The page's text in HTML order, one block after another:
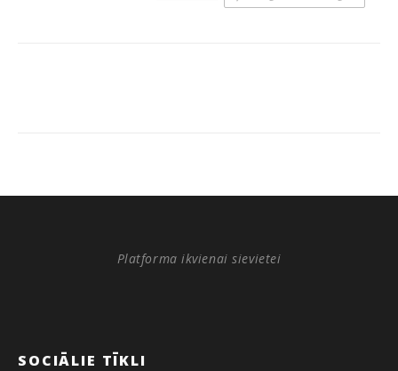
Platforma ikvienai sievietei
SOCIĀLIE TĪKLI